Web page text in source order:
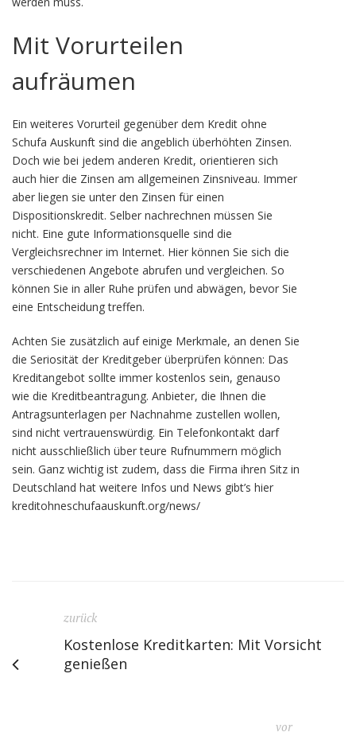
Mit Vorurteilen
aufräumen
Ein weiteres Vorurteil gegenüber dem Kredit ohne
Schufa Auskunft sind die angeblich überhöhten Zinsen.
Doch wie bei jedem anderen Kredit, orientieren sich
auch hier die Zinsen am allgemeinen Zinsniveau. Immer
aber liegen sie unter den Zinsen für einen
Dispositionskredit. Selber nachrechnen müssen Sie
nicht. Eine gute Informationsquelle sind die
Vergleichsrechner im Internet. Hier können Sie sich die
verschiedenen Angebote abrufen und vergleichen. So
können Sie in aller Ruhe prüfen und abwägen, bevor Sie
eine Entscheidung treffen.
Achten Sie zusätzlich auf einige Merkmale, an denen Sie
die Seriosität der Kreditgeber überprüfen können: Das
Kreditangebot sollte immer kostenlos sein, genauso
wie die Kreditbeantragung. Anbieter, die Ihnen die
Antragsunterlagen per Nachnahme zustellen wollen,
sind nicht vertrauenswürdig. Ein Telefonkontakt darf
nicht ausschließlich über teure Rufnummern möglich
sein. Ganz wichtig ist zudem, dass die Firma ihren Sitz in
Deutschland hat weitere Infos und News gibt’s hier
kreditohneschufaauskunft.org/news/
zurück
Kostenlose Kreditkarten: Mit Vorsicht
genießen
vor